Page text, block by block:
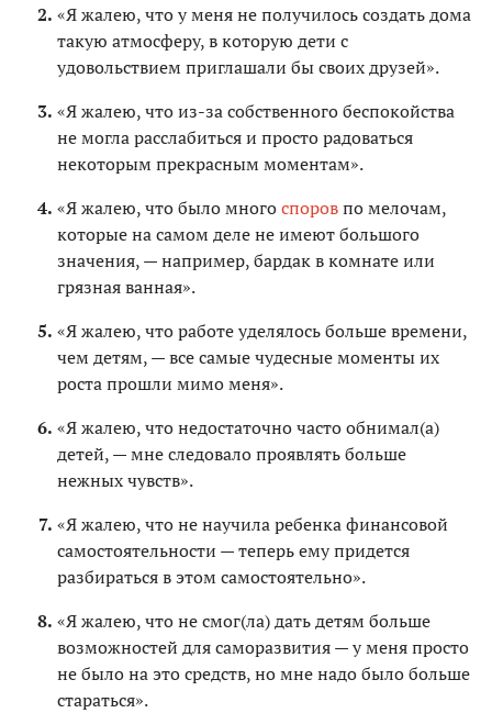
«Я жалею, что у меня не получилось создать дома
такую атмосферу, в которую дети с
удовольствием приглашали бы своих друзей».
«Я жалею, что из-за собственного беспокойства
не могла расслабиться и просто радоваться
некоторым прекрасным моментам».
«Я жалею, что было многоспоровпо мелочам,
которые на самом деле не имеют большого
значения, — например, бардак в комнате или
грязная ванная».
«Я жалею, что работе уделялось больше времени,
чем детям, — все самые чудесные моменты их
роста прошли мимо меня».
«Я жалею, что недостаточно часто обнимал(а)
детей, — мне следовало проявлять больше
нежных чувств».
«Я жалею, что не научила ребенка финансовой
самостоятельности — теперь ему придется
разбираться в этом самостоятельно».
«Я жалею, что не смог(ла) дать детям больше
возможностей для саморазвития — у меня просто
не было на это средств, но мне надо было больше
стараться».